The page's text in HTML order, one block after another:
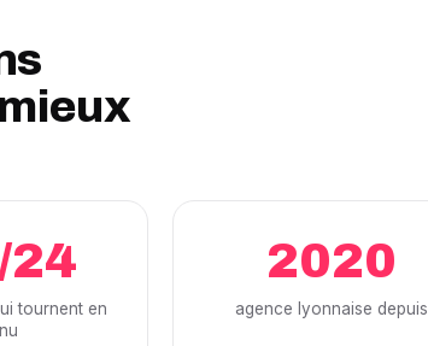
24
tournent en
2020
agence lyonnaise depuis